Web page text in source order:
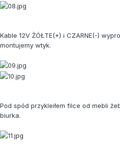
Kable 12V ŻÓŁTE(+) i CZARNE(-)
montujemy wtyk.
Pod spód przykleiłem filce od mebli
biurka.